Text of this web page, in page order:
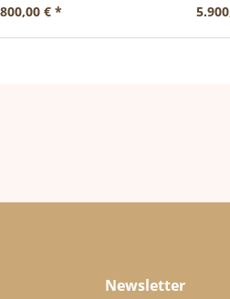
€ *
Newsletter